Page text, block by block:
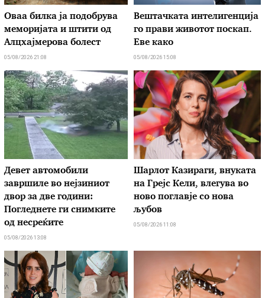
Оваа билка ја подобрува
меморијата и штити од
Алцхајмерова болест
05/08/2026 21:08
Вештачката интелигенција
го прави животот поскап.
Еве како
05/08/2026 15:08
Девет автомобили
завршиле во нејзиниот
двор за две години:
Погледнете ги снимките
од несреќите
05/08/2026 13:08
Шарлот Казираги, внуката
на Грејс Кели, влегува во
ново поглавје со нова
љубов
05/08/2026 11:08